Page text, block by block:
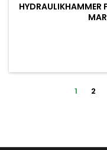
HYDRAULIKHAMMER
1 2